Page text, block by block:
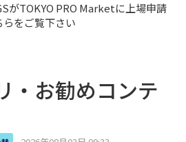
がTOKYO PRO Marketに上場申請
らをご覧下さい
・お勧めコンテ